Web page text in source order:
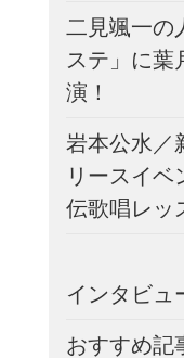
二見颯一の
ステ」に葉
演！
岩本公水／
リースイベ
伝歌唱レッ
インタビュ
おすすめ記